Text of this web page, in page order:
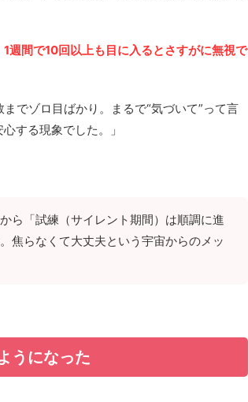
1週間で10回以上も目に入るとさすがに無視で
でゾロ目ばかり。まるで“気づいて”って言
する現象でした。」
ら「試練（サイレント期間）は順調に進
焦らなくて大丈夫という宇宙からのメッ
うになった